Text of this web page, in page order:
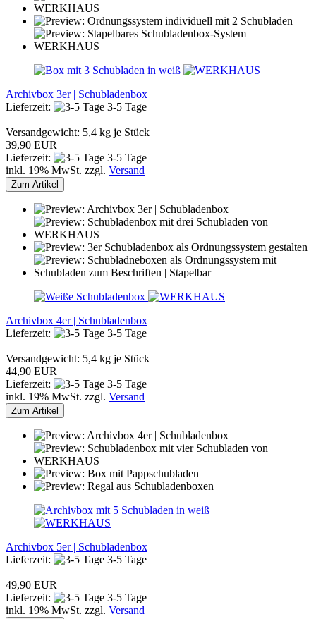
Archivbox 3er | Schubladenbox
Lieferzeit:
3-5 Tage
Versandgewicht: 5,4 kg je Stück
39,90 EUR
Lieferzeit:
3-5 Tage
inkl. 19% MwSt. zzgl. Versand
Zum Artikel
Archivbox 4er | Schubladenbox
Lieferzeit:
3-5 Tage
Versandgewicht: 5,4 kg je Stück
44,90 EUR
Lieferzeit:
3-5 Tage
inkl. 19% MwSt. zzgl. Versand
Zum Artikel
Archivbox 5er | Schubladenbox
Lieferzeit:
3-5 Tage
49,90 EUR
Lieferzeit:
3-5 Tage
inkl. 19% MwSt. zzgl. Versand